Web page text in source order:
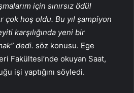
için sınırsız ödül
çok hoş oldu. Bu yıl şampiyon
karşılığında yeni bir
dedi. söz konusu. Ege
Fakültesi’nde okuyan Saat,
işi yaptığını söyledi.